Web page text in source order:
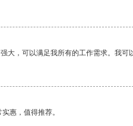
大，可以满足我所有的工作需求。我可
惠，值得推荐。